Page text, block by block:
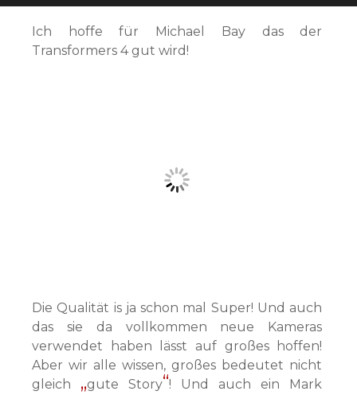
Ich hoffe für Michael Bay das der
Transformers 4 gut wird!
Die Qualität is ja schon mal Super! Und auch
das sie da vollkommen neue Kameras
verwendet haben lässt auf großes hoffen!
Aber wir alle wissen, großes bedeutet nicht
gleich
gute Story ! Und auch ein Mark